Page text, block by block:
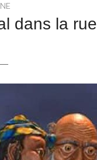
dans la rue
—